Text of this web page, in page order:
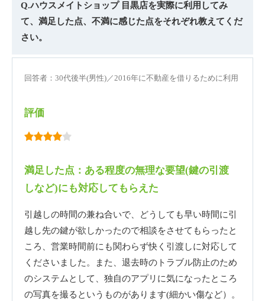
Q.ハウスメイトショップ 目黒店を実際に利用してみ
て、満足した点、不満に感じた点をそれぞれ教えてくだ
さい。
回答者：30代後半(男性)／2016年に不動産を借りるために利用
評価
満足した点：ある程度の無理な要望(鍵の引渡
しなど)にも対応してもらえた
引越しの時間の兼ね合いで、どうしても早い時間に引
越し先の鍵が欲しかったので相談をさせてもらったと
ころ、営業時間前にも関わらず快く引渡しに対応して
くださいました。また、退去時のトラブル防止のため
のシステムとして、独自のアプリに気になったところ
の写真を撮るというものがあります(細かい傷など）。